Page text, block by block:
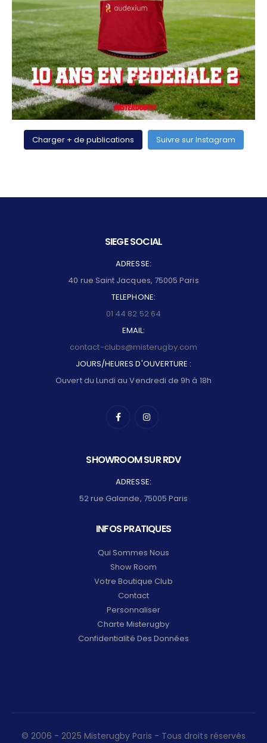
Charger + de publications Suivre sur Instagram
SIEGE SOCIAL
ADRESSE:
40 rue Saint Jacques, 75005 Paris
TELEPHONE:
01 44 82 52 64
EMAIL:
contact-clubs@misterugby.com
JOURS/HEURES D'OUVERTURE :
Ouvert du Lundi au Vendredi de 9h à 18h
SHOWROOM SUR RDV
ADRESSE:
52 rue Galande, 75005 Paris
INFOS PRATIQUES
Qui Sommes Nous
Show Room
Votre Boutique Club
Contact
Personnaliser
Charte Misterugby
Confidentialité Des Données
© 2006 - 2025 Misterugby Paris - Tous droits réservés